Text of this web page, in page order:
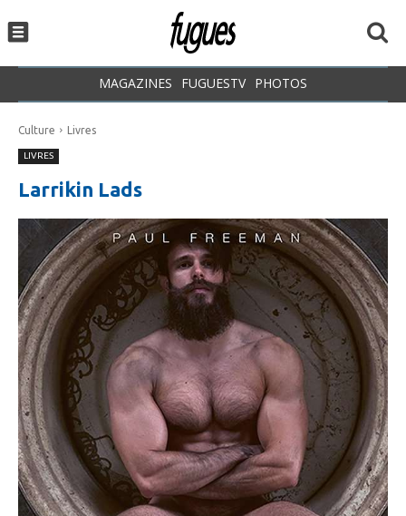
MAGAZINES FUGUESTV PHOTOS
Culture Livres
LIVRES
Larrikin Lads